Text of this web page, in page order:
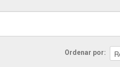
Ordenar por